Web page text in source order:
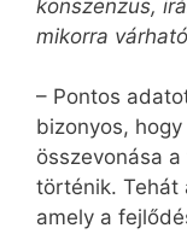
konszenzus,
mikorra
– Pontos
bizonyos,
összevonása
történik. Tehát
amely a